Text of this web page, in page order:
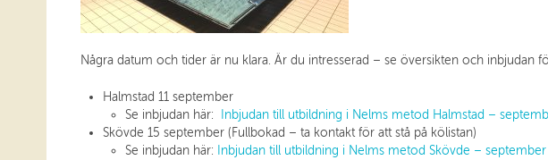
Några datum och tider är nu klara. Är du intresserad – se översikten och inbjudan
Halmstad 11 september
Se inbjudan här:
Inbjudan till utbildning i Nelms metod Halmstad –
Skövde 15 september (Fullbokad – ta kontakt för att stå på kölistan)
Se inbjudan här:
Inbjudan till utbildning i Nelms metod Skövde –